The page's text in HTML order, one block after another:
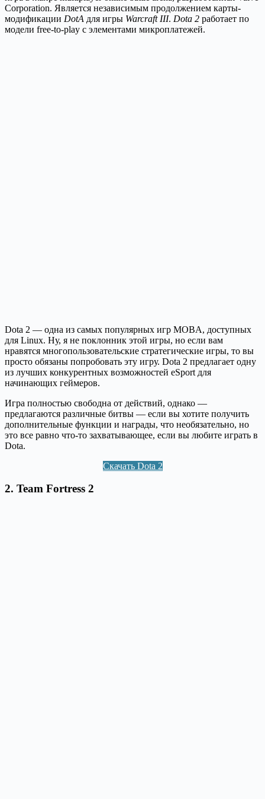
Corporation. Является независимым продолжением карты-
модификации DotA для игры Warcraft III. Dota 2 работает по
модели free-to-play с элементами микроплатежей.
Dota 2 — одна из самых популярных игр MOBA, доступных
для Linux. Ну, я не поклонник этой игры, но если вам
нравятся многопользовательские стратегические игры, то вы
просто обязаны попробовать эту игру. Dota 2 предлагает одну
из лучших конкурентных возможностей eSport для
начинающих геймеров.
Игра полностью свободна от действий, однако — ​​
предлагаются различные битвы — если вы хотите получить
дополнительные функции и награды, что необязательно, но
это все равно что-то захватывающее, если вы любите играть в
Dota.
Скачать Dota 2
2. Team Fortress 2